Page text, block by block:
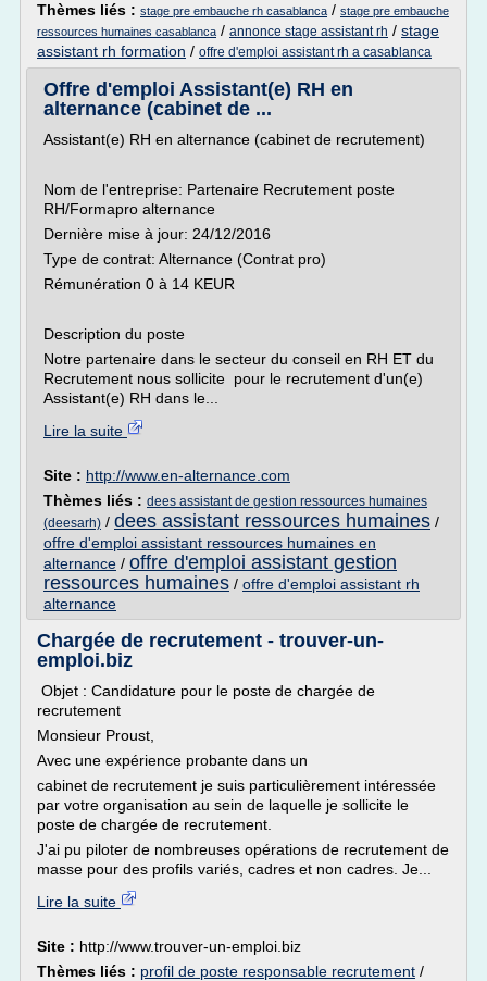
Thèmes liés : stage pre embauche rh casablanca / stage pre embauche
ressources humaines casablanca / annonce stage assistant rh / stage
assistant rh formation / offre d'emploi assistant rh a casablanca
Offre d'emploi Assistant(e) RH en
alternance (cabinet de ...
Assistant(e) RH en alternance (cabinet de recrutement)
Nom de l'entreprise: Partenaire Recrutement poste
RH/Formapro alternance
Dernière mise à jour: 24/12/2016
Type de contrat: Alternance (Contrat pro)
Rémunération 0 à 14 KEUR
Description du poste
Notre partenaire dans le secteur du conseil en RH ET du
Recrutement nous sollicite pour le recrutement d'un(e)
Assistant(e) RH dans le...
Lire la suite
Site : http://www.en-alternance.com
Thèmes liés : dees assistant de gestion ressources humaines
(deesarh) / dees assistant ressources humaines /
offre d'emploi assistant ressources humaines en
alternance / offre d'emploi assistant gestion
ressources humaines / offre d'emploi assistant rh
alternance
Chargée de recrutement - trouver-un-
emploi.biz
Objet : Candidature pour le poste de chargée de
recrutement
Monsieur Proust,
Avec une expérience probante dans un
cabinet de recrutement je suis particulièrement intéressée
par votre organisation au sein de laquelle je sollicite le
poste de chargée de recrutement.
J'ai pu piloter de nombreuses opérations de recrutement de
masse pour des profils variés, cadres et non cadres. Je...
Lire la suite
Site : http://www.trouver-un-emploi.biz
Thèmes liés : profil de poste responsable recrutement /